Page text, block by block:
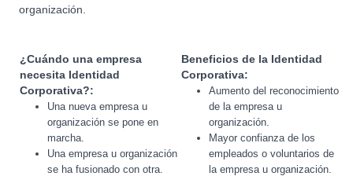
organización.
¿Cuándo una empresa
necesita Identidad
Corporativa?:
Una nueva empresa u
organización se pone en
marcha.
Una empresa u organización
se ha fusionado con otra.
Beneficios de la Identidad
Corporativa:
Aumento del reconocimiento
de la empresa u
organización.
Mayor confianza de los
empleados o voluntarios de
la empresa u organización.